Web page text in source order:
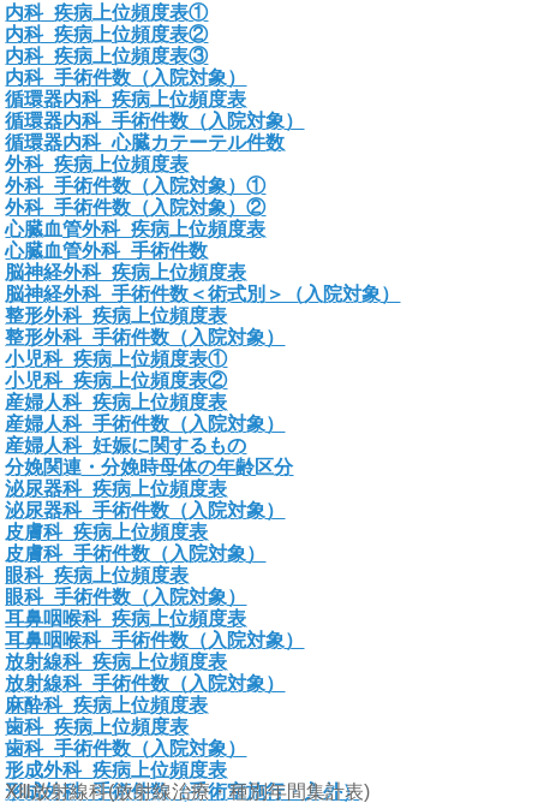
内科_疾病上位頻度表①
内科_疾病上位頻度表②
内科_疾病上位頻度表③
内科_手術件数（入院対象）
循環器内科_疾病上位頻度表
循環器内科_手術件数（入院対象）
循環器内科_心臓カテーテル件数
外科_疾病上位頻度表
外科_手術件数（入院対象）①
外科_手術件数（入院対象）②
心臓血管外科_疾病上位頻度表
心臓血管外科_手術件数
脳神経外科_疾病上位頻度表
脳神経外科_手術件数＜術式別＞（入院対象）
整形外科_疾病上位頻度表
整形外科_手術件数（入院対象）
小児科_疾病上位頻度表①
小児科_疾病上位頻度表②
産婦人科_疾病上位頻度表
産婦人科_手術件数（入院対象）
産婦人科_妊娠に関するもの
分娩関連・分娩時母体の年齢区分
泌尿器科_疾病上位頻度表
泌尿器科_手術件数（入院対象）
皮膚科_疾病上位頻度表
皮膚科_手術件数（入院対象）
眼科_疾病上位頻度表
眼科_手術件数（入院対象）
耳鼻咽喉科_疾病上位頻度表
耳鼻咽喉科_手術件数（入院対象）
放射線科_疾病上位頻度表
放射線科_手術件数（入院対象）
麻酔科_疾病上位頻度表
歯科_疾病上位頻度表
歯科_手術件数（入院対象）
形成外科_疾病上位頻度表
形成外科_手術件数（手術室施行・入外）
ⅩⅢ放射線科(放射線治療・種別年間集計表)